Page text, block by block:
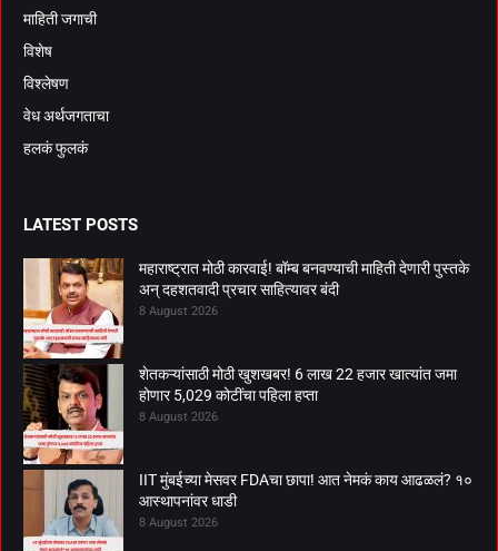
माहिती जगाची
विशेष
विश्लेषण
वेध अर्थजगताचा
हलकं फुलकं
LATEST POSTS
महाराष्ट्रात मोठी कारवाई! बॉम्ब बनवण्याची माहिती देणारी पुस्तके
अन् दहशतवादी प्रचार साहित्यावर बंदी
8 August 2026
शेतकऱ्यांसाठी मोठी खुशखबर! 6 लाख 22 हजार खात्यांत जमा
होणार 5,029 कोटींचा पहिला हप्ता
8 August 2026
IIT मुंबईच्या मेसवर FDAचा छापा! आत नेमकं काय आढळलं? १०
आस्थापनांवर धाडी
8 August 2026